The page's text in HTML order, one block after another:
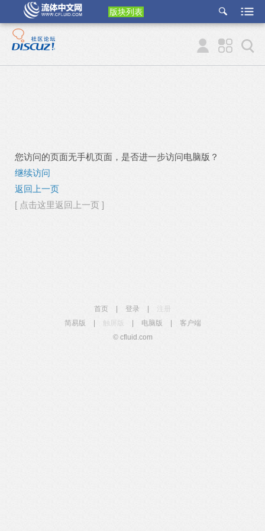
版块列表
etu
p
您访问的页面无手机页面，是否进一步访问电脑版？
继续访问
返回上一页
[ 点击这里返回上一页 ]
首页 登录
简易版
触屏版 电脑版
客户端
© cfluid.com